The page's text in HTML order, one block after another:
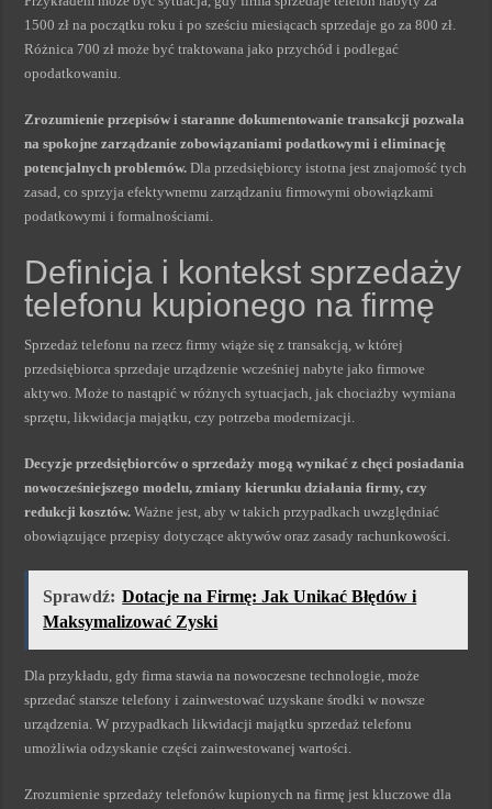
1500 zł na początku roku i po sześciu miesiącach sprzedaje go za 800 zł.
Różnica 700 zł może być traktowana jako przychód i podlegać
opodatkowaniu.
Zrozumienie przepisów i staranne dokumentowanie transakcji pozwala
na spokojne zarządzanie zobowiązaniami podatkowymi i eliminację
potencjalnych problemów. Dla przedsiębiorcy istotna jest znajomość tych
zasad, co sprzyja efektywnemu zarządzaniu firmowymi obowiązkami
podatkowymi i formalnościami.
Definicja i kontekst sprzedaży
telefonu kupionego na firmę
Sprzedaż telefonu na rzecz firmy wiąże się z transakcją, w której
przedsiębiorca sprzedaje urządzenie wcześniej nabyte jako firmowe
aktywo. Może to nastąpić w różnych sytuacjach, jak chociażby wymiana
sprzętu, likwidacja majątku, czy potrzeba modernizacji.
Decyzje przedsiębiorców o sprzedaży mogą wynikać z chęci posiadania
nowocześniejszego modelu, zmiany kierunku działania firmy, czy
redukcji kosztów. Ważne jest, aby w takich przypadkach uwzględniać
obowiązujące przepisy dotyczące aktywów oraz zasady rachunkowości.
Sprawdź: Dotacje na Firmę: Jak Unikać Błędów i
Maksymalizować Zyski
Dla przykładu, gdy firma stawia na nowoczesne technologie, może
sprzedać starsze telefony i zainwestować uzyskane środki w nowsze
urządzenia. W przypadkach likwidacji majątku sprzedaż telefonu
umożliwia odzyskanie części zainwestowanej wartości.
Zrozumienie sprzedaży telefonów kupionych na firmę jest kluczowe dla